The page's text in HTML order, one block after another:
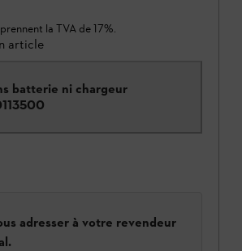
la TVA de 17%.
article
batterie ni chargeur
adresser à votre revendeur